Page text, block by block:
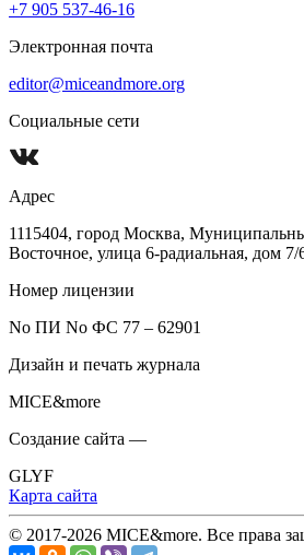
+7 905 537-46-16
Электронная почта
editor@miceandmore.org
Социальные сети
Адрес
1115404, город Москва,
Восточное, улица 6-радиальная, дом 7/
Номер лицензии
No ПИ No ФС 77 – 62901
Дизайн и печать журнала
MICE&more
Создание сайта —
GLYF
Карта сайта
© 2017-2026 MICE&more. Все права